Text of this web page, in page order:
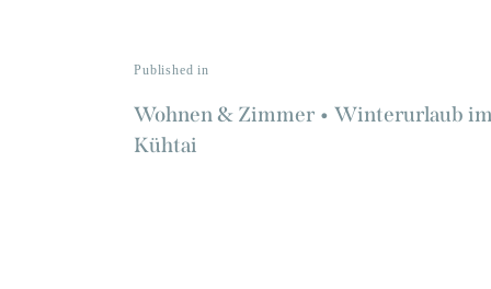
Published in
Wohnen & Zimmer • Winterurlaub im
Kühtai